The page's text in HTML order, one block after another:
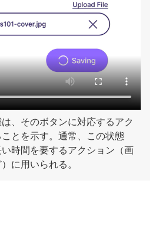
は、そのボタンに対応するアク
とを示す。通常、この状態
時間を要するアクション（画
に用いられる。